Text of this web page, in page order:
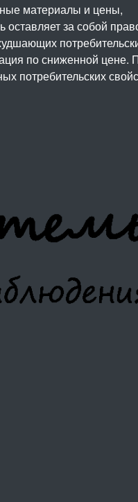
материалы и цены,
за собой
по сниженной цене.
потребительских